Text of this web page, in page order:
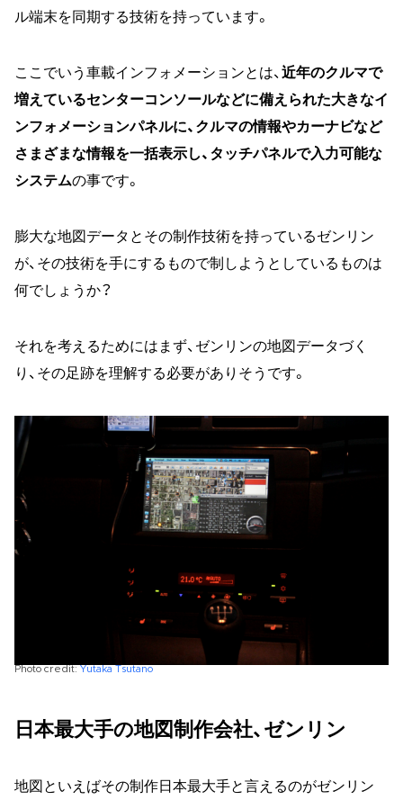
ル端末を同期する技術を持っています。
ここでいう車載インフォメーションとは、 近年のクルマで
増えているセンターコンソールなどに備えられた大きなイ
ンフォメーションパネルに、クルマの情報やカーナビなど
さまざまな情報を一括表示し、タッチパネルで入力可能な
システムの事です。
膨大な地図データとその制作技術を持っているゼンリン
が、その技術を手にするもので制しようとしているものは
何でしょうか？
それを考えるためにはまず、ゼンリンの地図データづく
り、その足跡を理解する必要がありそうです。
Photo credit: Yutaka Tsutano
日本最大手の地図制作会社、ゼンリン
地図といえばその制作日本最大手と言えるのがゼンリン